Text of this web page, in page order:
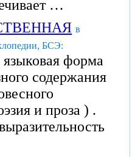
…
в
БСЭ:
форма
содержания
и проза ) .